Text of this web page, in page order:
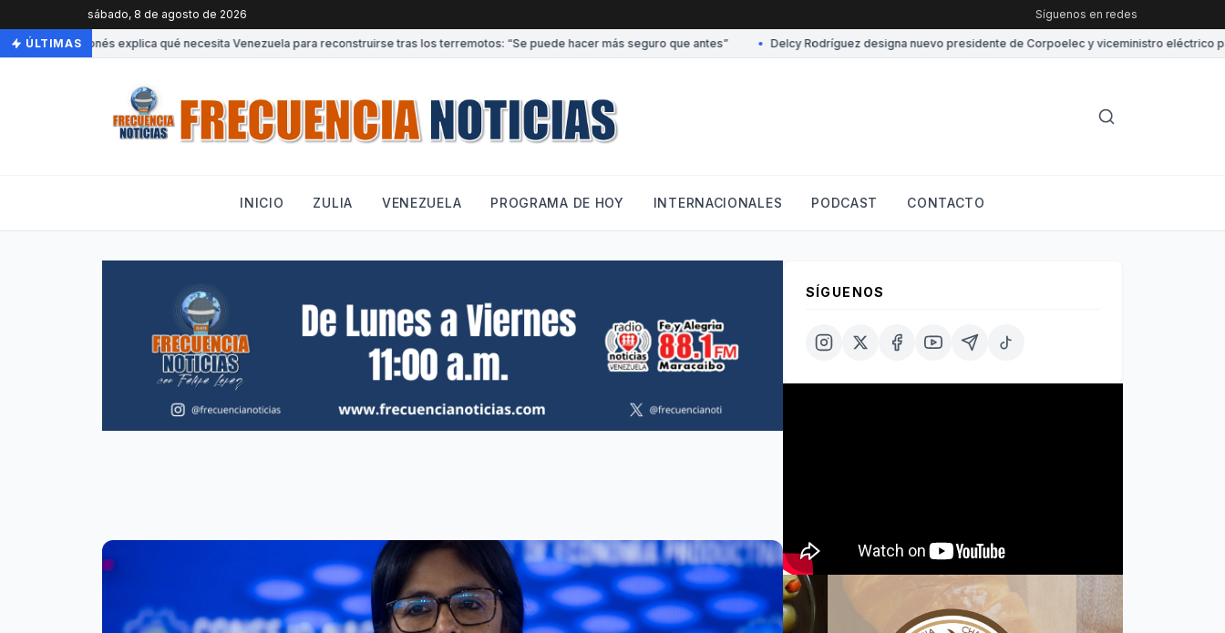
sábado, 8 de agosto de 2026 Síguenos en redes
ÚLTIMAS
Experto japonés explica qué necesita Venezuela para reconstruirse tras los terremotos: “Se puede hacer más seguro que antes” Delcy Rodríguez designa nuevo presidente de Corpoelec y viceministro eléctrico
INICIO ZULIA VENEZUELA PROGRAMA DE HOY INTERNACIONALES PODCAST CONTACTO
SÍGUENOS